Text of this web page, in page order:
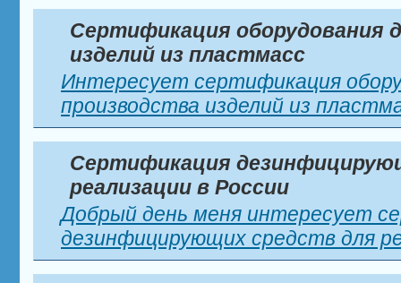
Сертификация оборудования
изделий из пластмасс
Интересует сертификация
производства изделий из
Сертификация
реализации в России
Добрый день меня интересует
дезинфицирующих средств для